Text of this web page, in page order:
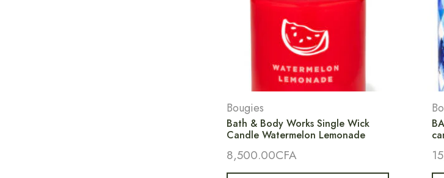
Bougies
Bath & Body Works Single Wick
Candle Watermelon Lemonade
8,500.00CFA